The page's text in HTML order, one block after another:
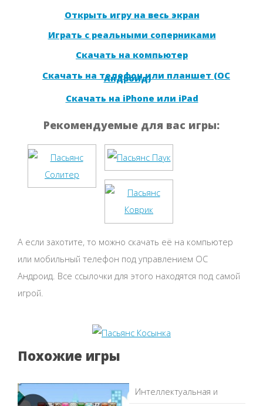
Открыть игру на весь экран
Играть с реальными соперниками
Скачать на компьютер
Скачать на телефон или планшет (ОС
Андроид)
Скачать на iPhone или iPad
Рекомендуемые для вас игры:
А если захотите, то можно скачать её на компьютер
или мобильный телефон под управлением ОС
Андроид. Все ссылочки для этого находятся под самой
игрой.
Похожие игры
Интеллектуальная и